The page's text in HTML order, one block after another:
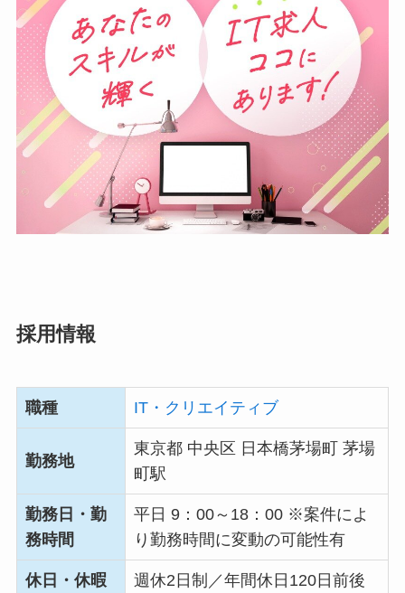
採用情報
職種 IT・クリエイティブ
勤務地
東京都 中央区 日本橋茅場町 茅場
町駅
勤務日・勤
務時間
平日 9：00～18：00 ※案件によ
り勤務時間に変動の可能性有
休日・休暇 週休2日制／年間休日120日前後